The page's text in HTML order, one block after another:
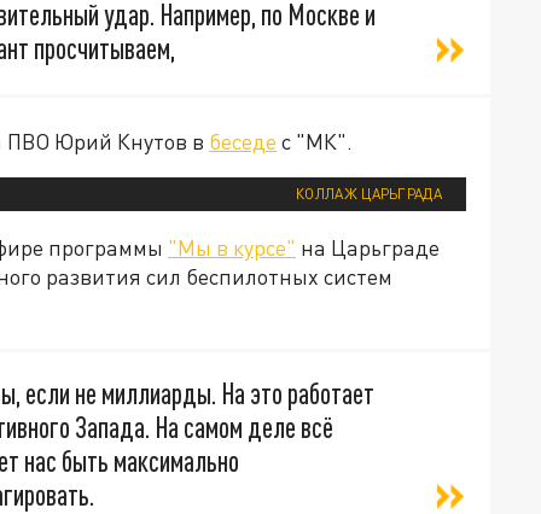
удар. Например, по Москве и
просчитываем,
ПВО Юрий Кнутов в беседе с "МК".
КОЛЛАЖ ЦАРЬГРАДА
программы "Мы в курсе" на Царьграде
развития сил беспилотных систем
если не миллиарды. На это работает
Запада. На самом деле всё
нас быть максимально